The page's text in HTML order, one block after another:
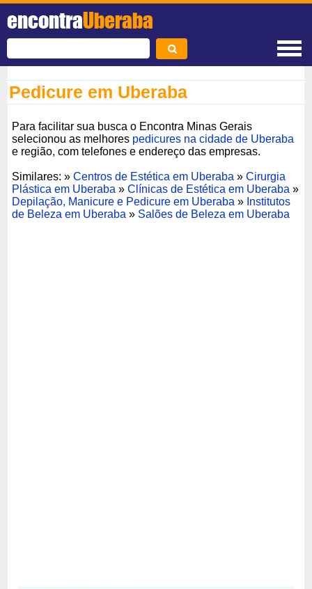
encontraUberaba
Pedicure em Uberaba
Para facilitar sua busca o Encontra Minas Gerais
selecionou as melhores pedicures na cidade de Uberaba
e região, com telefones e endereço das empresas.
Similares: »Centros de Estética em Uberaba »Cirurgia
Plástica em Uberaba »Clínicas de Estética em Uberaba »
Depilação, Manicure e Pedicure em Uberaba » Institutos
de Beleza em Uberaba » Salões de Beleza em Uberaba